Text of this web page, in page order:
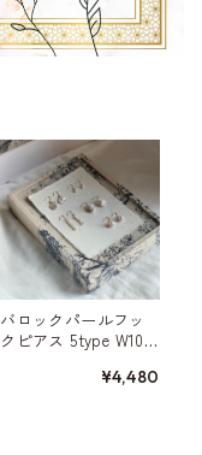
バロックパールフッ
クピアス 5type W1032
¥4,480